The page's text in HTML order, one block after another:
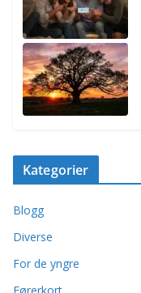
Kategorier
Blogg
Diverse
For de yngre